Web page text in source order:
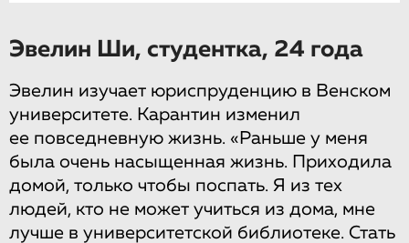
Эвелин Ши, студентка, 24 года
Эвелин изучает юриспруденцию в Венском
университете. Карантин изменил
ее повседневную жизнь. «Раньше у меня
была очень насыщенная жизнь. Приходила
домой, только чтобы поспать. Я из тех
людей, кто не может учиться из дома, мне
лучше в университетской библиотеке. Стать